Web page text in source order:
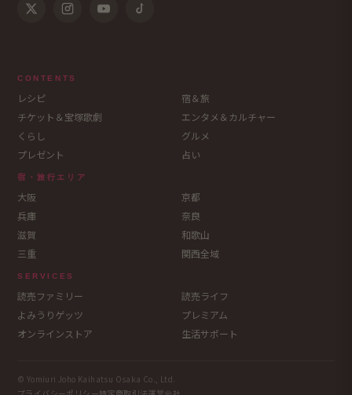
CONTENTS
レシピ
宿＆旅
チケット＆宝塚歌劇
エンタメ＆カルチャー
くらし
グルメ
プレゼント
占い
宿・旅行エリア
大阪
京都
兵庫
奈良
滋賀
和歌山
三重
関西全域
SERVICES
読売ファミリー
読売ライフ
よみうりゲッツ
プレミアム
オンラインストア
生活サポート
© Yomiuri Joho Kaihatsu Osaka Co., Ltd.